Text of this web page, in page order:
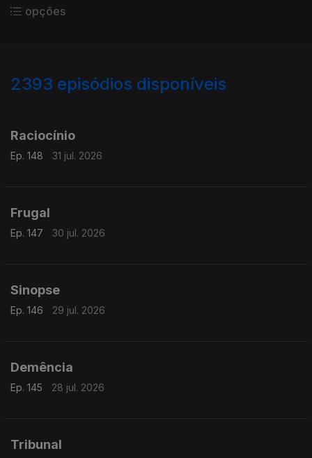
opções
2393 episódios disponíveis
Raciocínio
Ep. 148 31 jul. 2026
Frugal
Ep. 147 30 jul. 2026
Sinopse
Ep. 146 29 jul. 2026
Demência
Ep. 145 28 jul. 2026
Tribunal